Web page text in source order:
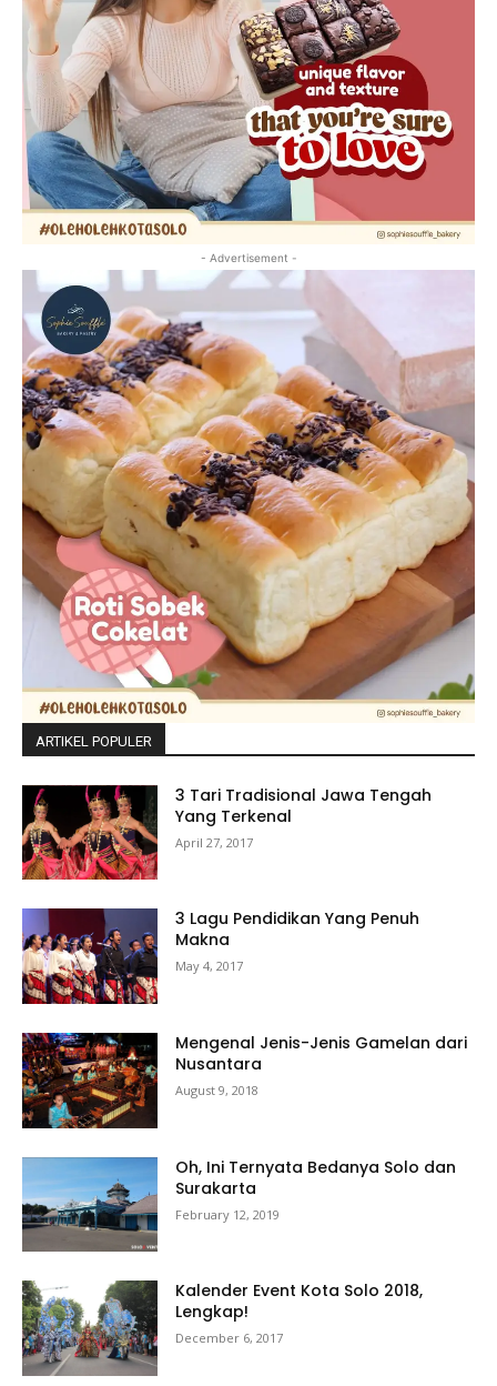
- Advertisement -
ARTIKEL POPULER
3 Tari Tradisional Jawa Tengah
Yang Terkenal
April 27, 2017
3 Lagu Pendidikan Yang Penuh
Makna
May 4, 2017
Mengenal Jenis-Jenis Gamelan dari
Nusantara
August 9, 2018
Oh, Ini Ternyata Bedanya Solo dan
Surakarta
February 12, 2019
Kalender Event Kota Solo 2018,
Lengkap!
December 6, 2017